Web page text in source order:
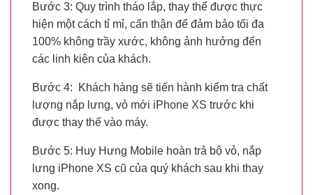
Bước 3: Quy trình tháo lắp, thay thế được thực
hiện một cách tỉ mỉ, cẩn thận để đảm bảo tối đa
100% không trầy xước, không ảnh hưởng đến
các linh kiện của khách.
Bước 4: Khách hàng sẽ tiến hành kiểm tra chất
lượng nắp lưng, vỏ mới iPhone XS trước khi
được thay thế vào máy.
Bước 5: Huy Hưng Mobile hoàn trả bộ vỏ, nắp
lưng iPhone XS cũ của quý khách sau khi thay
xong.